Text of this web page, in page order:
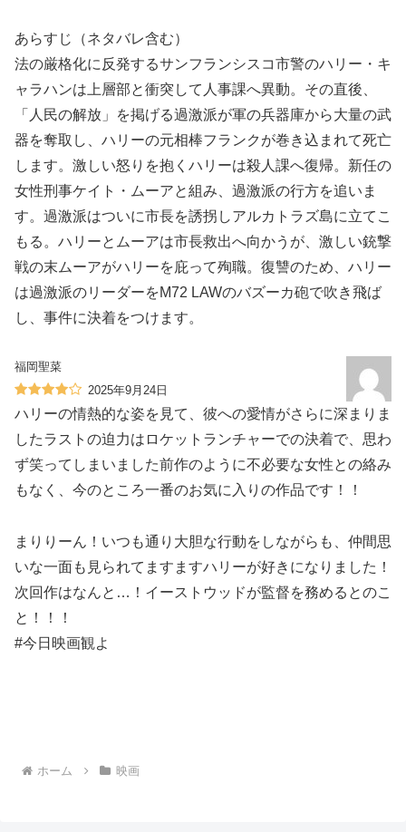
あらすじ（ネタバレ含む）
法の厳格化に反発するサンフランシスコ市警のハリー・キ
ャラハンは上層部と衝突して人事課へ異動。その直後、
「人民の解放」を掲げる過激派が軍の兵器庫から大量の武
器を奪取し、ハリーの元相棒フランクが巻き込まれて死亡
します。激しい怒りを抱くハリーは殺人課へ復帰。新任の
女性刑事ケイト・ムーアと組み、過激派の行方を追いま
す。過激派はついに市長を誘拐しアルカトラズ島に立てこ
もる。ハリーとムーアは市長救出へ向かうが、激しい銃撃
戦の末ムーアがハリーを庇って殉職。復讐のため、ハリー
は過激派のリーダーをM72 LAWのバズーカ砲で吹き飛ば
し、事件に決着をつけます。
福岡聖菜
2025年9月24日
ハリーの情熱的な姿を見て、彼への愛情がさらに深まりま
したラストの迫力はロケットランチャーでの決着で、思わ
ず笑ってしまいました前作のように不必要な女性との絡み
もなく、今のところ一番のお気に入りの作品です！！
まりりーん！いつも通り大胆な行動をしながらも、仲間思
いな一面も見られてますますハリーが好きになりました！
次回作はなんと…！イーストウッドが監督を務めるとのこ
と！！！
#今日映画観よ︎
ホーム 映画